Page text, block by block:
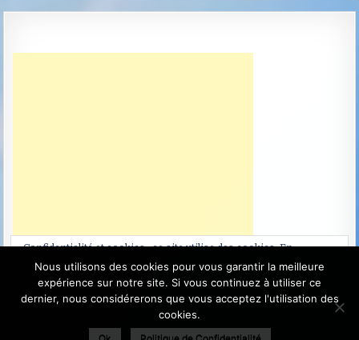
Confidentialité et cookies : ce site utilise des cookies. En
continuant à utiliser ce site Web, vous acceptez leur utilisation.
Pour en savoir plus, notamment sur la façon de contrôler les
cookies, consultez :Politique relative aux cookies
Nous utilisons des cookies pour vous garantir la meilleure
expérience sur notre site. Si vous continuez à utiliser ce
dernier, nous considérerons que vous acceptez l'utilisation des
cookies.